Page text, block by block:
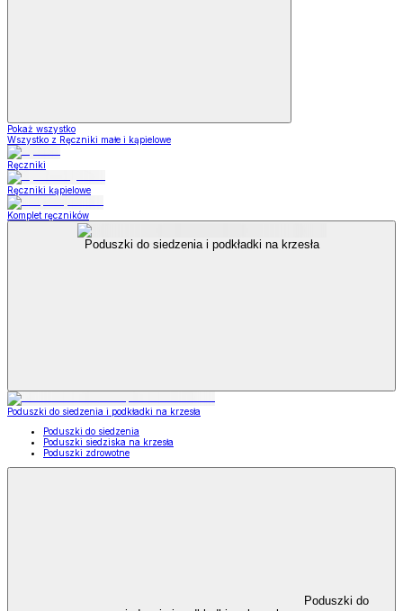
Pokaż wszystko
Wszystko z Ręczniki małe i kąpielowe
Ręczniki
Ręczniki kąpielowe
Komplet ręczników
Poduszki do siedzenia i podkładki na krzesła
Poduszki do siedzenia i podkładki na krzesła
Poduszki do siedzenia
Poduszki siedziska na krzesła
Poduszki zdrowotne
Poduszki do